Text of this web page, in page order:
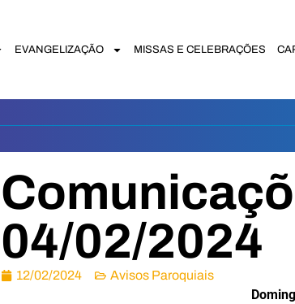
EVANGELIZAÇÃO MISSAS E CELEBRAÇÕES
04/02/2024
12/02/2024 Avisos Paroquiais